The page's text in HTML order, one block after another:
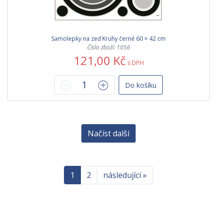
Samolepky na zeď Kruhy černé 60 × 42 cm
Číslo zboží: 1056
121,00 Kč s DPH
Do košíku
Načíst další
1 2 následující »